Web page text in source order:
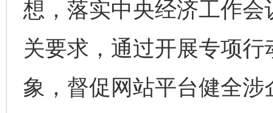
想，落实中央经济工作
关要求，通过开展专项行
象，督促网站平台健全